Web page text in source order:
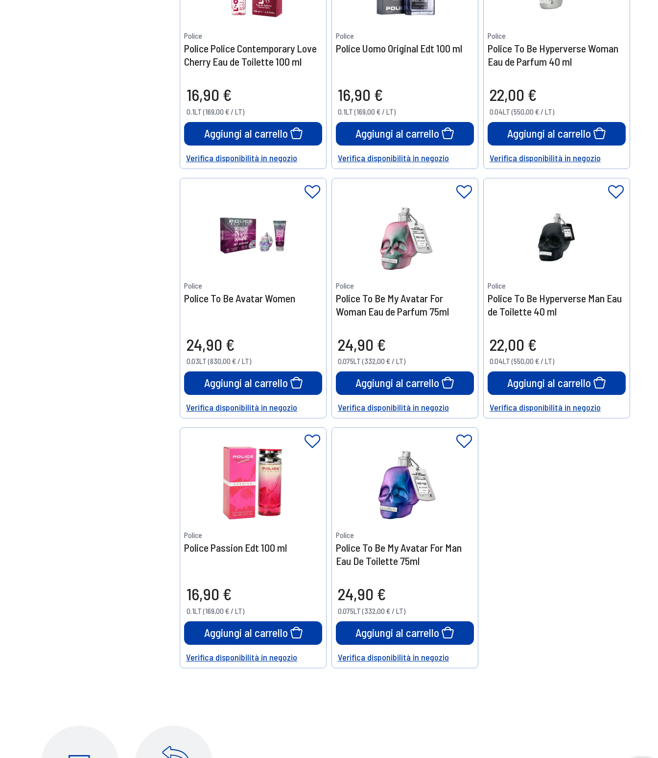
Police
Police Police Contemporary Love
Cherry Eau de Toilette 100 ml
16,90 €
0.1LT (169,00 € / LT)
Aggiungi al carrello
Help
Verifica disponibilità in negozio
Police
Police Uomo Original Edt 100 ml
16,90 €
0.1LT (169,00 € / LT)
Aggiungi al carrello
Help
Verifica disponibilità in negozio
Police
Police To Be Hyperverse Woman
Eau de Parfum 40 ml
22,00 €
0.04LT (550,00 € / LT)
Aggiungi al carrello
Help
Verifica disponibilità in negozio
Police
Police To Be Avatar Women
24,90 €
0.03LT (830,00 € / LT)
Aggiungi al carrello
Help
Verifica disponibilità in negozio
Police
Police To Be My Avatar For
Woman Eau de Parfum 75ml
24,90 €
0.075LT (332,00 € / LT)
Aggiungi al carrello
Help
Verifica disponibilità in negozio
Police
Police To Be Hyperverse Man Eau
de Toilette 40 ml
22,00 €
0.04LT (550,00 € / LT)
Aggiungi al carrello
Help
Verifica disponibilità in negozio
Police
Police Passion Edt 100 ml
16,90 €
0.1LT (169,00 € / LT)
Aggiungi al carrello
Help
Verifica disponibilità in negozio
Police
Police To Be My Avatar For Man
Eau De Toilette 75ml
24,90 €
0.075LT (332,00 € / LT)
Aggiungi al carrello
Help
Verifica disponibilità in negozio